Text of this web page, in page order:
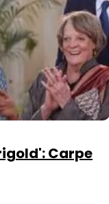
Carpe